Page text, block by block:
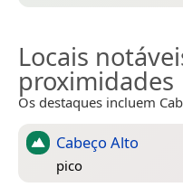
Locais
proximidades
Os destaques incluem
Cabeço Alto
pico